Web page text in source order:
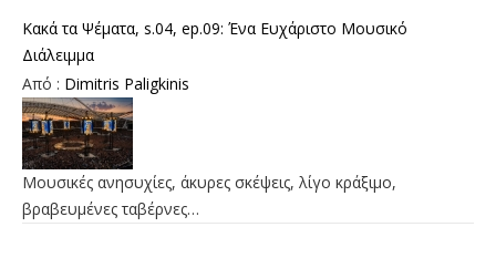
Κακά τα Ψέματα, s.04, ep.09: Ένα Ευχάριστο Μουσικό
Διάλειμμα
Από : Dimitris Paligkinis
Μουσικές ανησυχίες, άκυρες σκέψεις, λίγο κράξιμο,
βραβευμένες ταβέρνες…